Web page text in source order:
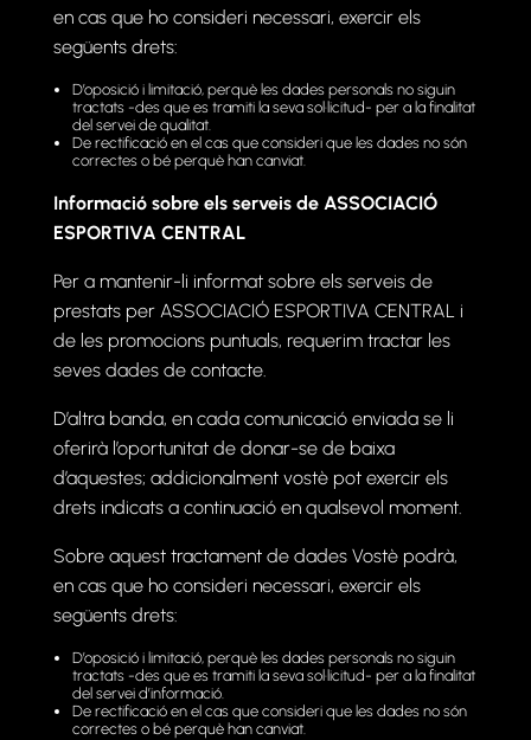
en cas que ho consideri necessari, exercir els
següents drets:
D’oposició i limitació, perquè les dades personals no siguin
tractats -des que es tramiti la seva sol·licitud- per a la finalitat
del servei de qualitat.
De rectificació en el cas que consideri que les dades no són
correctes o bé perquè han canviat.
Informació sobre els serveis de ASSOCIACIÓ
ESPORTIVA CENTRAL
Per a mantenir-li informat sobre els serveis de
prestats per ASSOCIACIÓ ESPORTIVA CENTRAL i
de les promocions puntuals, requerim tractar les
seves dades de contacte.
D’altra banda, en cada comunicació enviada se li
oferirà l’oportunitat de donar-se de baixa
d’aquestes; addicionalment vostè pot exercir els
drets indicats a continuació en qualsevol moment.
Sobre aquest tractament de dades Vostè podrà,
en cas que ho consideri necessari, exercir els
següents drets:
D’oposició i limitació, perquè les dades personals no siguin
tractats -des que es tramiti la seva sol·licitud- per a la finalitat
del servei d’informació.
De rectificació en el cas que consideri que les dades no són
correctes o bé perquè han canviat.